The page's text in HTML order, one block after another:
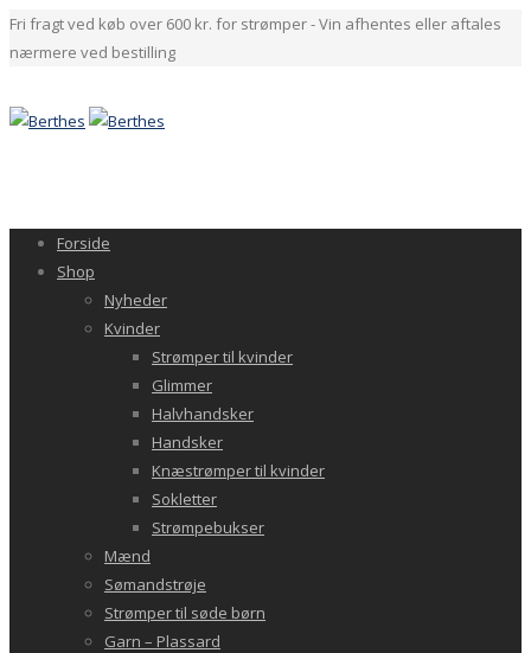
Fri fragt ved køb over 600 kr. for strømper - Vin afhentes eller aftales
nærmere ved bestilling
Forside
Shop
Nyheder
Kvinder
Strømper til kvinder
Glimmer
Halvhandsker
Handsker
Knæstrømper til kvinder
Sokletter
Strømpebukser
Mænd
Sømandstrøje
Strømper til søde børn
Garn – Plassard